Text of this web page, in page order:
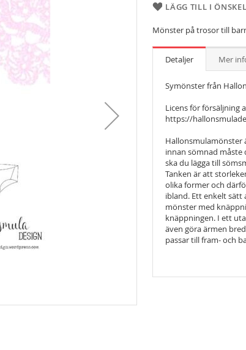
LÄGG TILL I
Mönster på trosor till
Detaljer
Symönster från
Licens för försäljning
https://
Hallonsmulamönster
innan sömnad
ska du lägga till
Tanken är att
olika former och
ibland. Ett enkelt
mönster med
knäppningen. I ett
även göra ärmen
passar till fram- och
Mer